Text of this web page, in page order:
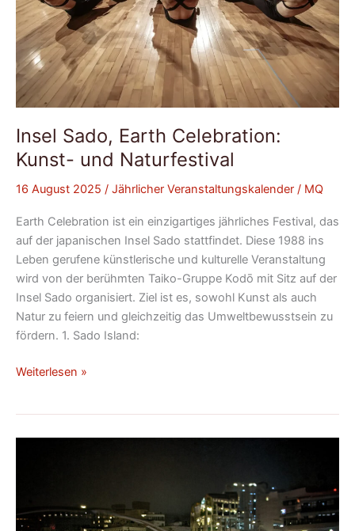
Insel Sado, Earth Celebration:
Kunst- und Naturfestival
16 August 2025 / Jährlicher Veranstaltungskalender / MQ
Earth Celebration ist ein einzigartiges jährliches Festival, das
auf der japanischen Insel Sado stattfindet. Diese 1988 ins
Leben gerufene künstlerische und kulturelle Veranstaltung
wird von der berühmten Taiko-Gruppe Kodō mit Sitz auf der
Insel Sado organisiert. Ziel ist es, sowohl Kunst als auch
Natur zu feiern und gleichzeitig das Umweltbewusstsein zu
fördern. 1. Sado Island:
Weiterlesen »
Tradition,